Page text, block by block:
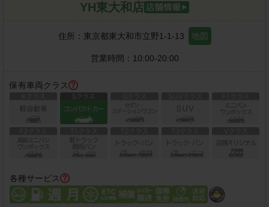
YH東大和店
住所： 東京都東大和市立野1-1-13 地図
営業時間： 10:00-20:00
保有車両クラス
各種サービス